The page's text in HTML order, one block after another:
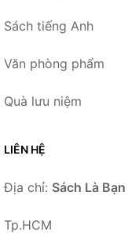
Sách tiếng Anh
Văn phòng phẩm
Quà lưu niệm
LIÊN HỆ
Địa chỉ: Sách Là Bạn
Tp.HCM